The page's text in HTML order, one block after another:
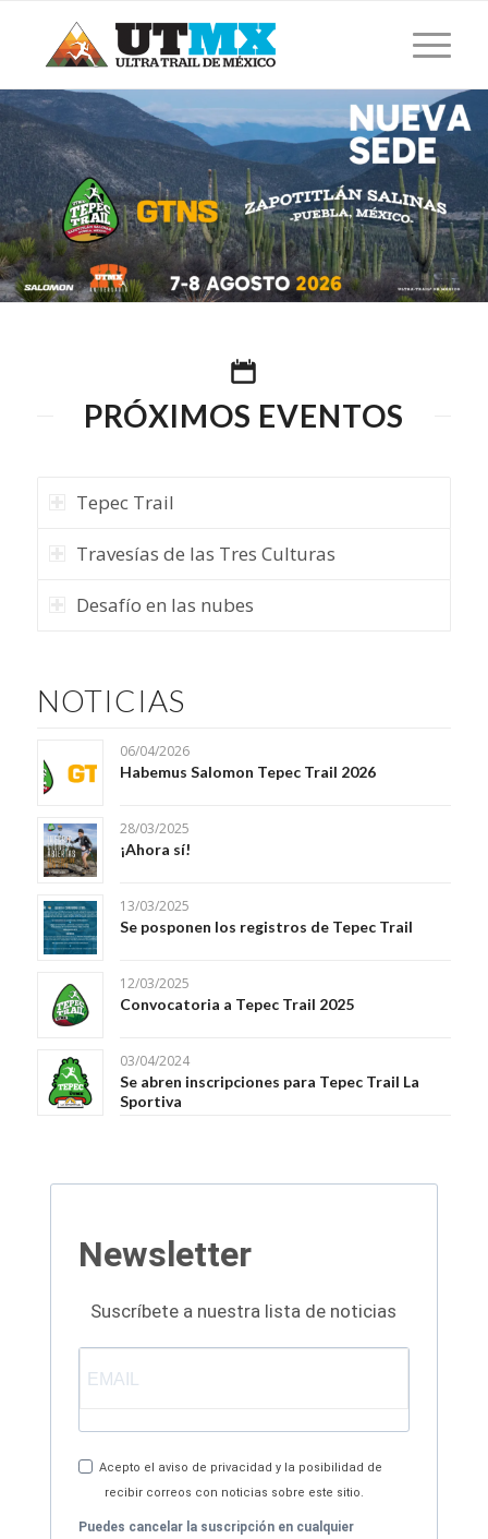
PRÓXIMOS EVENTOS
Tepec Trail
Travesías de las Tres Culturas
Desafío en las nubes
NOTICIAS
06/04/2026
Habemus Salomon Tepec Trail 2026
28/03/2025
¡Ahora sí!
13/03/2025
Se posponen los registros de Tepec Trail
12/03/2025
Convocatoria a Tepec Trail 2025
03/04/2024
Se abren inscripciones para Tepec Trail La
Sportiva
Newsletter
Suscríbete a nuestra lista de noticias
Acepto el aviso de privacidad y la posibilidad de
recibir correos con noticias sobre este sitio.
Puedes cancelar la suscripción en cualquier